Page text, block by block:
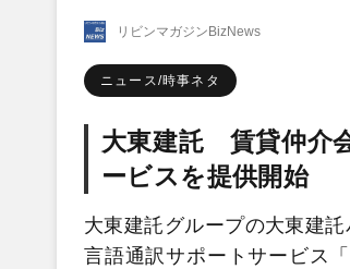
リビンマガジンBizNews
ニュース/時事ネタ
大東建託 賃貸仲介
ービスを提供開始
大東建託グループの大東建
言語通訳サポートサービス